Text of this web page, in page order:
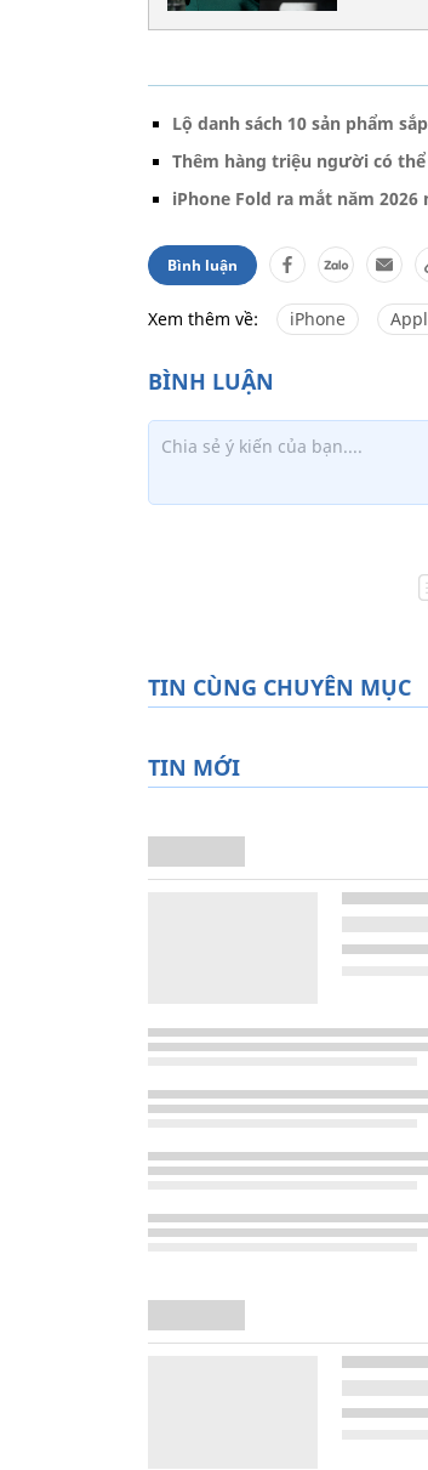
Lộ danh sách 10 sản phẩm
Thêm hàng triệu người có
iPhone Fold ra mắt năm
Bình luận
Xem thêm về: iPhone
TIN CÙNG CHUYÊN MỤC
TIN MỚI